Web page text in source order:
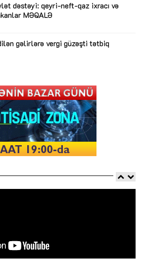
dəstəyi: qeyri-neft-qaz ixracı və
MƏQALƏ
gəlirlərə vergi güzəşti tətbiq